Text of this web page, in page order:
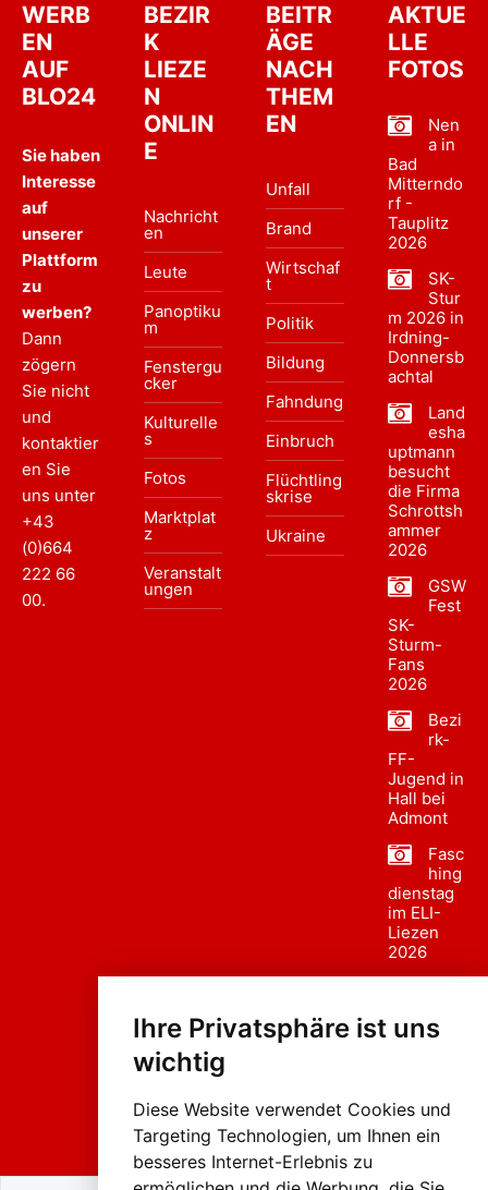
Ihre Privatsphäre ist uns
wichtig
Diese Website verwendet Cookies und
Targeting Technologien, um Ihnen ein
besseres Internet-Erlebnis zu
WERB
EN
AUF
BLO24
Sie haben
Interesse
auf
unserer
Plattform
zu
werben?
Dann
zögern
Sie nicht
und
kontaktier
en Sie
uns unter
+43
(0)664
222 66
00.
BEZIR
K
LIEZE
N
ONLIN
E
Nachricht
en
Leute
Panoptiku
m
Fenstergu
cker
Kulturelle
s
Fotos
Marktplat
z
Veranstalt
ungen
BEITR
ÄGE
NACH
THEM
EN
Unfall
Brand
Wirtschaf
t
Politik
Bildung
Fahndung
Einbruch
Flüchtling
skrise
Ukraine
AKTUE
LLE
FOTOS
Nen
a in
Bad
Mitterndo
rf -
Tauplitz
2026
SK-
Stur
m 2026 in
Irdning-
Donnersb
achtal
Land
esha
uptmann
besucht
die Firma
Schrottsh
ammer
2026
GSW
Fest
SK-
Sturm-
Fans
2026
Bezi
rk-
FF-
Jugend in
Hall bei
Admont
Fasc
hing
dienstag
im ELI-
Liezen
2026
sumzug
Liezen